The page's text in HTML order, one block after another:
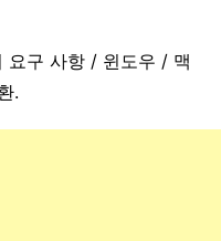
요구 사항 / 윈도우 / 맥
.